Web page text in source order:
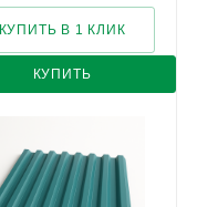
КУПИТЬ
КУПИТЬ В 1 КЛИК